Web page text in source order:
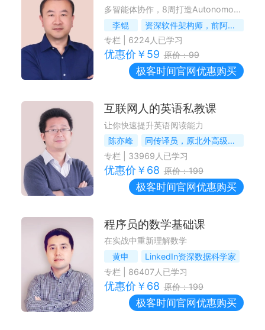
多智能体协作，8周打造Autonomous Agent
李锟
资深软件架构师，前阿里巴巴高级技术专家
专栏
6224人已学习
优惠价￥ 59 原价：99
极客时间官网优惠购买
互联网人的英语私教课
让你快速提升英语阅读能力
陈亦峰
同传译员，原北外高级翻译学院同声传译讲师
专栏
33969 人已学习
优惠价￥ 68 原价：199
极客时间官网优惠购买
程序员的数学基础课
在实战中重新理解数学
黄申
LinkedIn资深数据科学家
专栏
86407人已学习
优惠价￥ 68 原价：199
极客时间官网优惠购买